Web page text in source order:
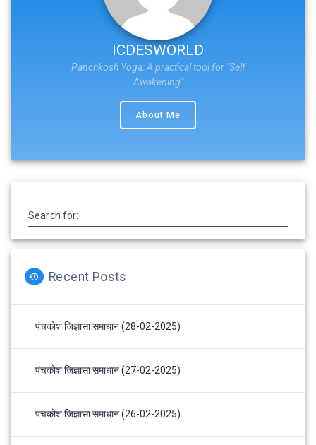
ICDESWORLD
Panchkosh Yoga: A practical tool for "Self
Awakening"
About Me
Search for:
Recent Posts
पंचकोश जिज्ञासा समाधान (28-02-2025)
पंचकोश जिज्ञासा समाधान (27-02-2025)
पंचकोश जिज्ञासा समाधान (26-02-2025)